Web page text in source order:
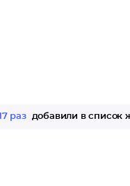
17 раз добавили в список